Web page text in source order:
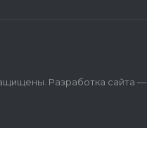
Разработка сайта —